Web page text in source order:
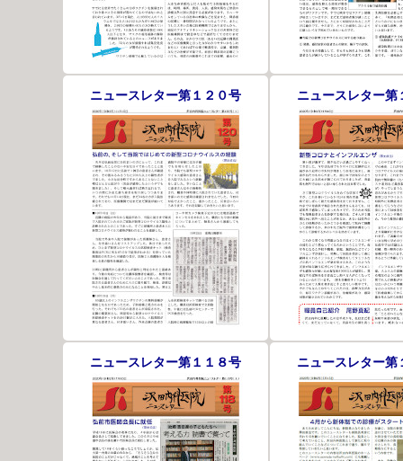
ニュースレター第１２０号 ニュースレター第
ニュースレター第１１８号 ニュースレター第